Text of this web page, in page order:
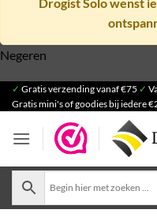
Negeren
Ga
naar
✓ Gratis verzending vanaf €75 ✓
Gratis mini's of goodies bij iedere